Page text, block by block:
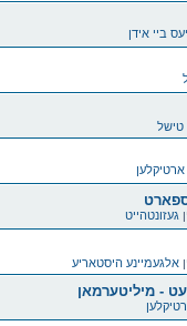
ביי אידן
טישל
ארטיקלען
ספארט
געזונטהייט
אלגעמיינע היסטאריע